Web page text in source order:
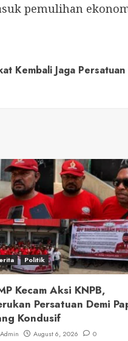
pemulihan
Kembali Jaga Persatuan
Politik
Kecam Aksi KNPB,
Persatuan Demi
Kondusif
Admin August 6, 2026 0